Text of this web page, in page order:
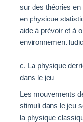
sur des théories
en physique
aide à prévoir et à
environnement
c. La physique
dans le jeu
Les mouvements
stimuli dans le jeu
la physique